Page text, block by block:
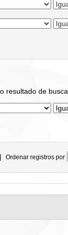
resultado de busca.
| Ordenar registros por